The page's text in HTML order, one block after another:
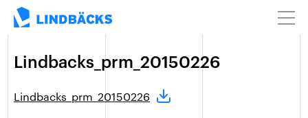
Lindbacks_prm_20150226
Lindbacks_prm_20150226